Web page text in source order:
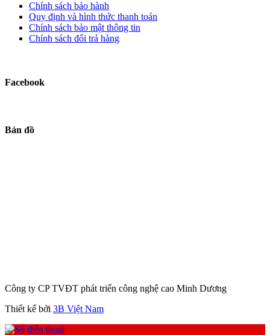
Chính sách bảo hành
Quy định và hình thức thanh toán
Chính sách bảo mật thông tin
Chính sách đổi trả hàng
Facebook
Bản đồ
Công ty CP TVĐT phát triển công nghệ cao Minh Dương
Thiết kế bởi 3B Việt Nam